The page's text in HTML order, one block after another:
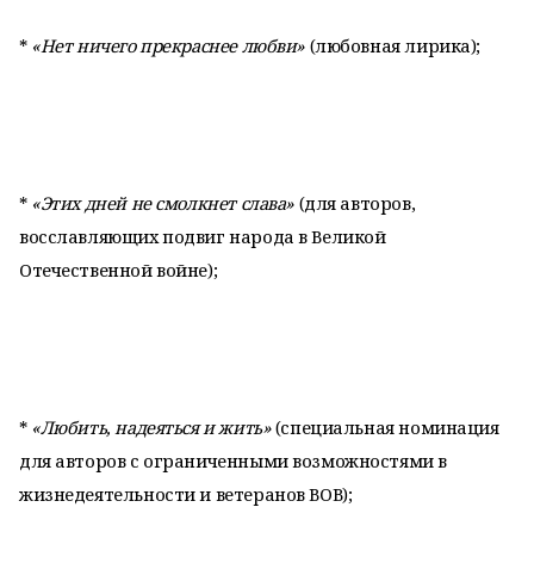
* «Нет ничего прекраснее любви» (любовная лирика);
* «Этих дней не смолкнет слава» (для авторов,
восславляющих подвиг народа в Великой
Отечественной войне);
* «Любить, надеяться и жить»(специальная номинация
для авторов с ограниченными возможностями в
жизнедеятельности и ветеранов ВОВ);